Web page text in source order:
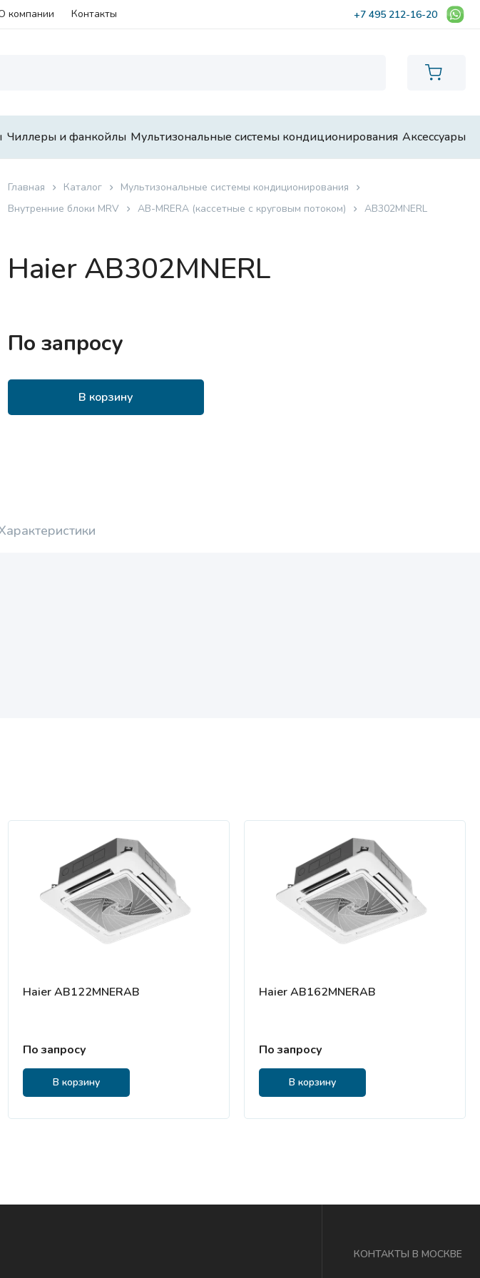
компании Контакты +7 495 212-16-20
Чиллеры и фанкойлы Мультизональные системы кондиционирования Аксессуары
Главная Каталог
Мультизональные системы кондиционирования
Внутренние блоки MRV
AB-MRERA (кассетные с круговым потоком) AB302MNERL
Haier AB302MNERL
По запросу
В корзину
Haier AB122MNERAB
По запросу
В корзину
Haier AB162MNERAB
По запросу
В корзину
КОНТАКТЫ В МОСКВЕ